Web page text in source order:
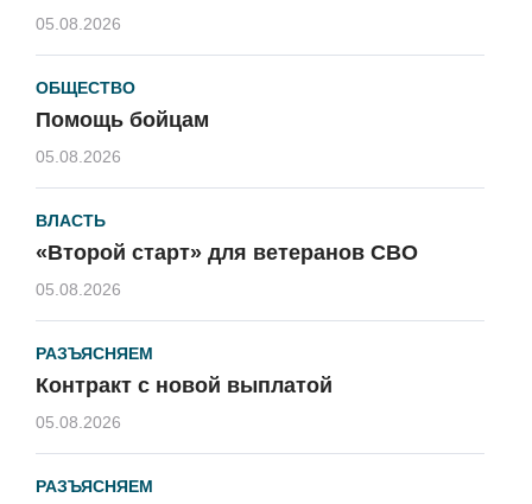
05.08.2026
ОБЩЕСТВО
Помощь бойцам
05.08.2026
ВЛАСТЬ
«Второй старт» для ветеранов СВО
05.08.2026
РАЗЪЯСНЯЕМ
Контракт с новой выплатой
05.08.2026
РАЗЪЯСНЯЕМ